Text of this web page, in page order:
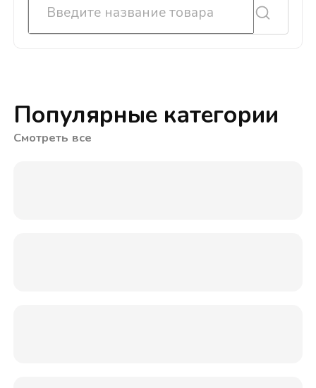
Популярные категории
Смотреть все